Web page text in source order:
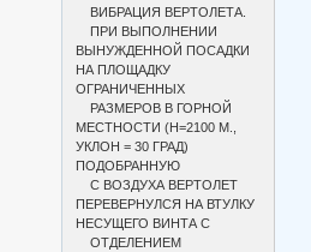
ВИБРАЦИЯ ВЕРТОЛЕТА.
ПРИ ВЫПОЛНЕНИИ
ВЫНУЖДЕННОЙ ПОСАДКИ
НА ПЛОЩАДКУ
ОГРАНИЧЕННЫХ
РАЗМЕРОВ В ГОРНОЙ
МЕСТНОСТИ (Н=2100 М.,
УКЛОН = 30 ГРАД)
ПОДОБРАННУЮ
С ВОЗДУХА ВЕРТОЛЕТ
ПЕРЕВЕРНУЛСЯ НА ВТУЛКУ
НЕСУЩЕГО ВИНТА С
ОТДЕЛЕНИЕМ